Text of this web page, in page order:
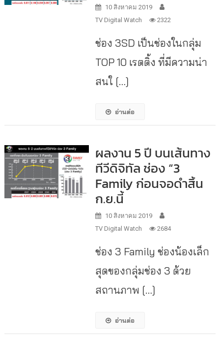
10 สิงหาคม 2019
TV Digital Watch
2322
ช่อง 3SD เป็นช่องในกลุ่ม
TOP 10 เรตติ้ง ที่มีความน่า
สนใ […]
อ่านต่อ
ผลงาน 5 ปี บนเส้นทาง
ทีวีดิจิทัล ช่อง “3
Family ก่อนจอดำสิ้น
ก.ย.นี้
10 สิงหาคม 2019
TV Digital Watch
2684
ช่อง 3 Family ช่องน้องเล็ก
สุดของกลุ่มช่อง 3 ด้วย
สถานภาพ […]
อ่านต่อ